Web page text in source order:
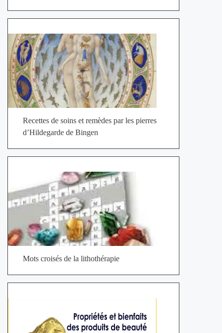
Recettes de soins et remèdes par les pierres
d’Hildegarde de Bingen
Mots croisés de la lithothérapie